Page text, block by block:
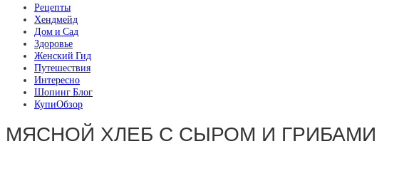
Рецепты
Хендмейд
Дом и Сад
Здоровье
Женский Гид
Путешествия
Интересно
Шопинг Блог
КупиОбзор
МЯСНОЙ ХЛЕБ С СЫРОМ И ГРИБАМИ